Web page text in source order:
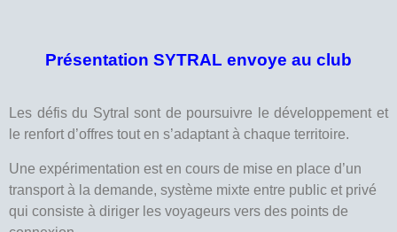
Présentation SYTRAL envoye au club
Les défis du Sytral sont de poursuivre le développement et
le renfort d’offres tout en s’adaptant à chaque territoire.
Une expérimentation est en cours de mise en place d’un
transport à la demande, système mixte entre public et privé
qui consiste à diriger les voyageurs vers des points de